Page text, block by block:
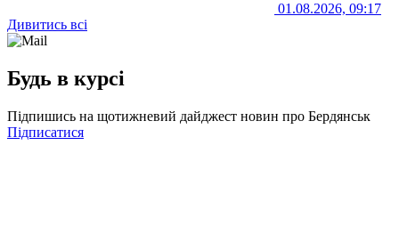
01.08.2026, 09:17
Дивитись всі
Будь в курсі
Підпишись на щотижневий дайджест новин про Бердянськ
Підписатися